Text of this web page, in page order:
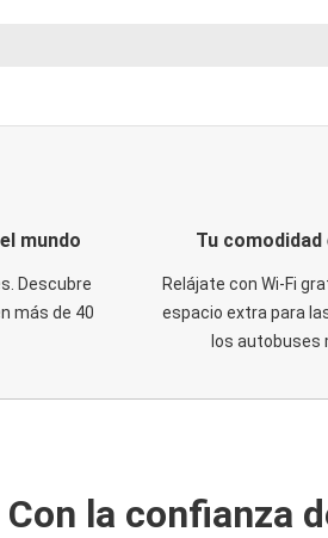
mundo
Descubre
más de 40
Tu comodidad
Relájate con Wi-Fi
espacio extra para
los autobuses
Con la confianza